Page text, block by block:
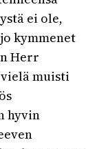
ei ole,
kymmenet
Herr
muisti
hyvin